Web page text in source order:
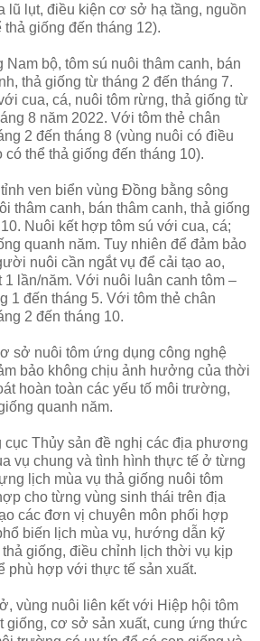
lũ lụt, điều kiện cơ sở hạ tầng, nguồn
giống đến tháng 12).
bộ, tôm sú nuôi thâm canh, bán
thả giống từ tháng 2 đến tháng 7.
cua, cá, nuôi tôm rừng, thả giống từ
8 năm 2022. Với tôm thẻ chân
2 đến tháng 8 (vùng nuôi có điều
có thể thả giống đến tháng 10).
ven biển vùng Đồng bằng sông
thâm canh, bán thâm canh, thả giống
Nuôi kết hợp tôm sú với cua, cá;
quanh năm. Tuy nhiên để đảm bảo
nuôi cần ngắt vụ để cải tạo ao,
1 lần/năm. Với nuôi luân canh tôm –
1 đến tháng 5. Với tôm thẻ chân
2 đến tháng 10.
sở nuôi tôm ứng dụng công nghệ
bảo không chịu ảnh hưởng của thời
hoàn toàn các yếu tố môi trường,
quanh năm.
cục Thủy sản đề nghị các địa phương
vụ chung và tình hình thực tế ở từng
lịch mùa vụ thả giống nuôi tôm
cho từng vùng sinh thái trên địa
các đơn vị chuyên môn phối hợp
biến lịch mùa vụ, hướng dẫn kỹ
giống, điều chỉnh lịch thời vụ kịp
phù hợp với thực tế sản xuất.
vùng nuôi liên kết với Hiệp hội tôm
giống, cơ sở sản xuất, cung ứng thức